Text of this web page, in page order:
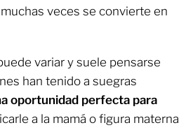
veces se convierte en
variar y suele pensarse
han tenido a suegras
oportunidad perfecta para
a la mamá o figura materna